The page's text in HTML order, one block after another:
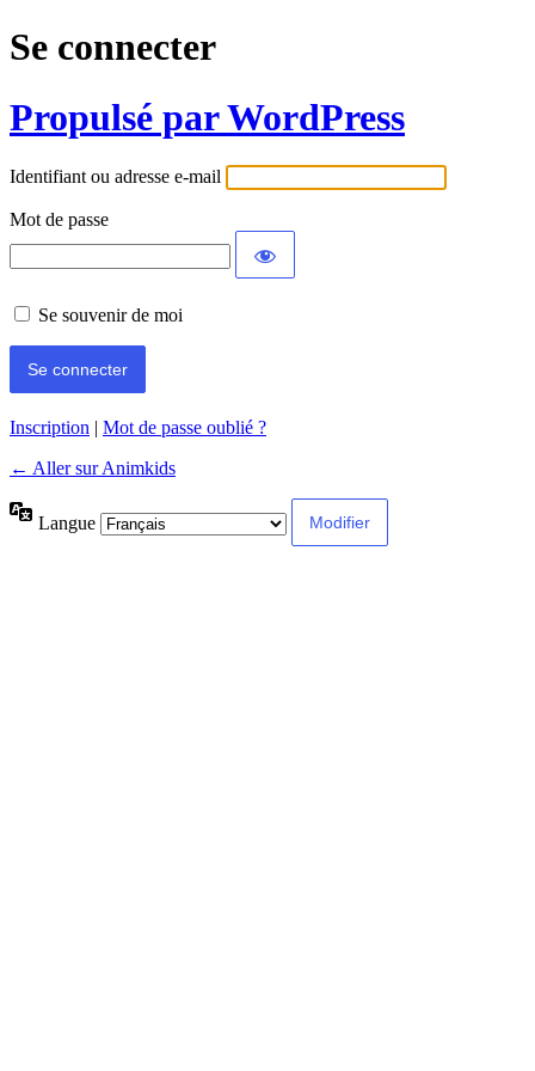
Se connecter
Propulsé par WordPress
Identifiant ou adresse e-mail
Mot de passe
Se souvenir de moi
Inscription | Mot de passe oublié ?
← Aller sur Animkids
Langue